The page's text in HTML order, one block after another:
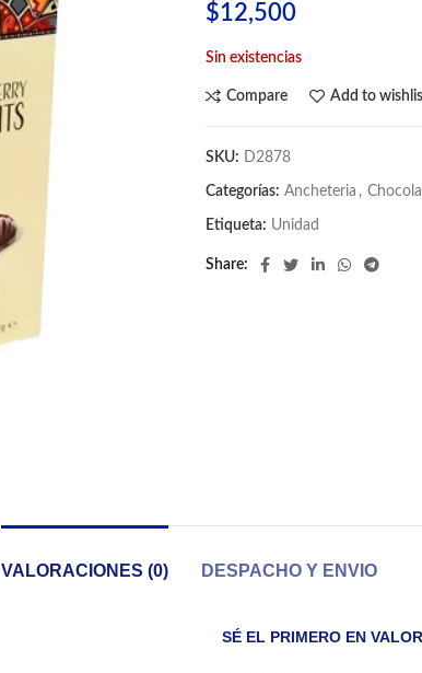
$12,500
Sin existencias
Compare Add to
SKU: D2878
Categorías: Ancheteria ,
Etiqueta: Unidad
Share
VALORACIONES (0) DESPACHO Y ENVIO
SÉ EL PRIMERO EN